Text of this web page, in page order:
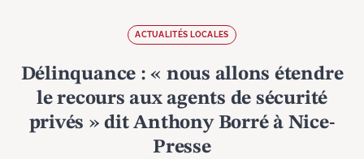
ACTUALITÉS LOCALES
Délinquance : « nous allons étendre
le recours aux agents de sécurité
privés » dit Anthony Borré à Nice-
Presse